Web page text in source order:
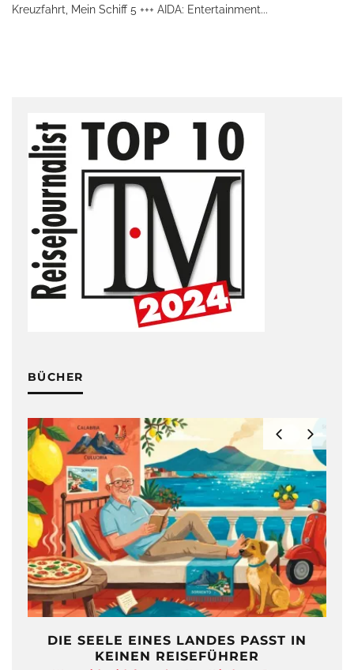
Kreuzfahrt, Mein Schiff 5 +++ AIDA: Entertainment...
BÜCHER
DIE SEELE EINES LANDES PASST IN
KEINEN REISEFÜHRER